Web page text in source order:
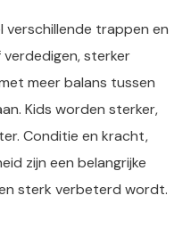
verschillende trappen en
sterker
meer balans tussen
Kids worden sterker,
Conditie en kracht,
zijn een belangrijke
sterk verbeterd wordt.